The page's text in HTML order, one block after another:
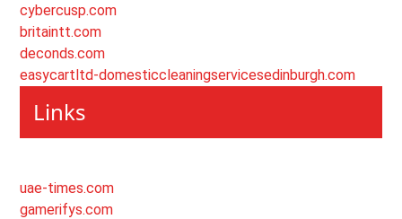
cybercusp.com
britaintt.com
deconds.com
easycartltd-domesticcleaningservicesedinburgh.com
Links
uae-times.com
gamerifys.com